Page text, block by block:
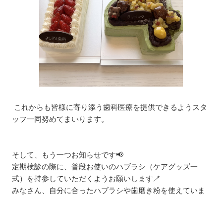
これからも皆様に寄り添う歯科医療を提供できるようスタ
ッフ一同努めてまいります。
そして、もう一つお知らせです📢
定期検診の際に、普段お使いのハブラシ（ケアグッズ一
式）を持参していただくようお願いします🪥
みなさん、自分に合ったハブラシや歯磨き粉を使えていま